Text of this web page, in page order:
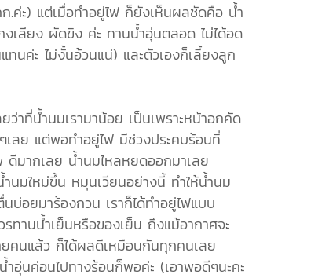
.ค่ะ) แต่เมื่อทำอยู่ไฟ ก็ยังเห็นผลชัดคือ น้ำ
งเลียง ผัดขิง ค่ะ ทานน้ำอุ่นตลอด ไม่ได้อด
ทนค่ะ ไม่งั้นอ้วนแน่) และตัวเองก็เลี้ยงลูก
าที่น้ำนมเรามาน้อย เป็นเพราะหน้าอกคัด
ลย แต่พอทำอยู่ไฟ มีช่วงประคบร้อนที่
ดีมากเลย น้ำนมไหลหยดออกมาเลย
นมใหม่ขึ้น หมุนเวียนอย่างนี้ ทำให้น้ำนม
บ่อยมาร้องกวน เราก็ได้ทำอยู่ไฟแบบ
ทานน้ำเย็นหรือของเย็น ถึงแม้อากาศจะ
คนแล้ว ก็ได้ผลดีเหมือนกันทุกคนเลย
อุ่นค่อนไปทางร้อนก็พอค่ะ (เอาพอดีๆนะคะ